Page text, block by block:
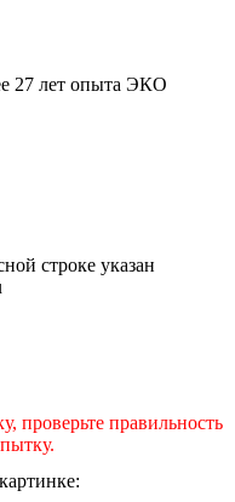
27 лет опыта ЭКО
строке указан
проверьте правильность